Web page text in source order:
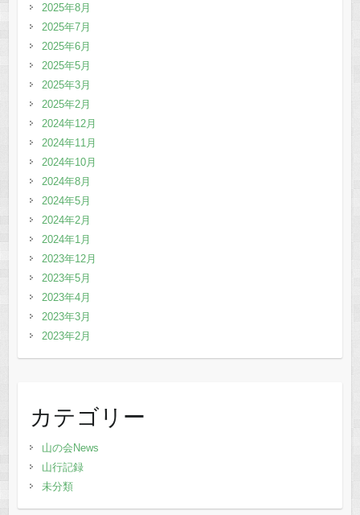
2025年8月
2025年7月
2025年6月
2025年5月
2025年3月
2025年2月
2024年12月
2024年11月
2024年10月
2024年8月
2024年5月
2024年2月
2024年1月
2023年12月
2023年5月
2023年4月
2023年3月
2023年2月
カテゴリー
山の会News
山行記録
未分類